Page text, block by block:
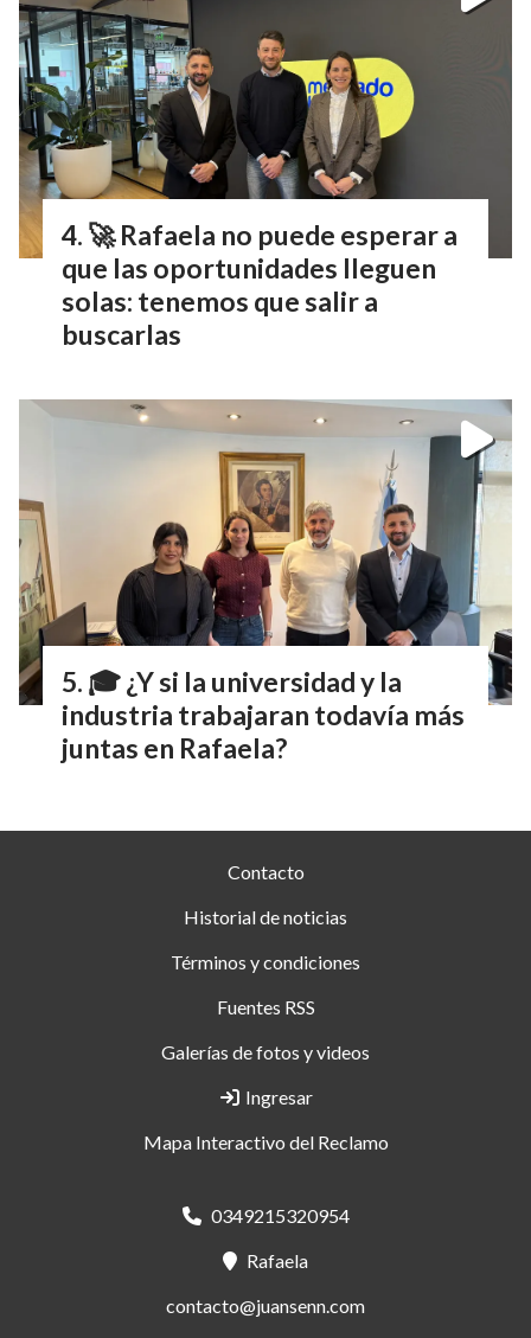
🚀 Rafaela no puede esperar a
que las oportunidades lleguen
solas: tenemos que salir a
buscarlas
🎓 ¿Y si la universidad y la
industria trabajaran todavía más
juntas en Rafaela?
Contacto
Historial de noticias
Términos y condiciones
Fuentes RSS
Galerías de fotos y videos
Ingresar
Mapa Interactivo del Reclamo
0349215320954
Rafaela
contacto@juansenn.com